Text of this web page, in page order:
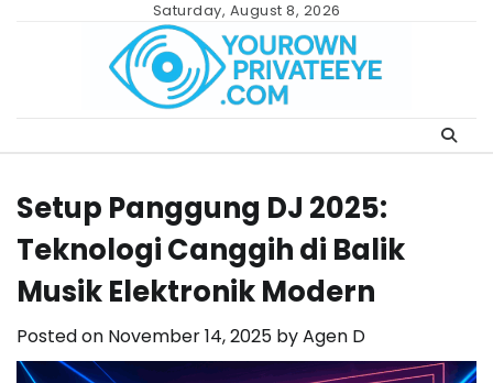
Saturday, August 8, 2026
Setup Panggung DJ 2025:
Teknologi Canggih di Balik
Musik Elektronik Modern
Posted on November 14, 2025 byAgen D